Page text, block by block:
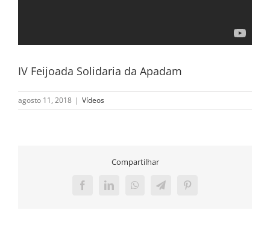
IV Feijoada Solidaria da Apadam
agosto 11, 2018 | Vídeos
Compartilhar
FacebookLinkedInWhatsAppTelegramPinterest